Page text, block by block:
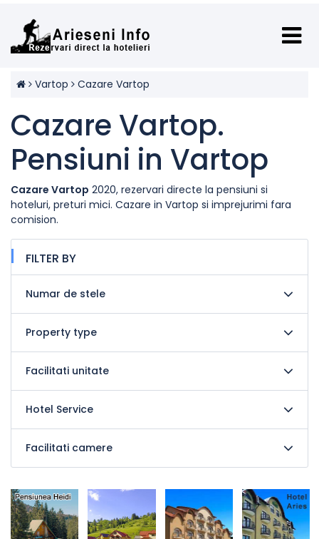
Vartop Cazare Vartop
Cazare Vartop.
Pensiuni in Vartop
Cazare Vartop 2020, rezervari directe la pensiuni si
hoteluri, preturi mici. Cazare in Vartop si imprejurimi fara
comision.
FILTER BY
Numar de stele
Property type
Facilitati unitate
Hotel Service
Facilitati camere